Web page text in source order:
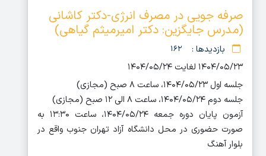
صرفه جویی در مصرف انرژی-دکتر کاشانی
(مدرس جایگزین: دکتر امیرمیثم گیاهی)
بازدیدها : ۱۶۲
۱۴۰۴/۰۵/۲۳ لغایت ۱۴۰۴/۰۵/۲۴
جلسه اول ۱۴۰۴/۰۵/۲۳، ساعت ۸ صبح (مجازی)
جلسه دوم ۱۴۰۴/۰۵/۲۴، ساعت ۸ الی ۱۲ صبح (مجازی)
آزمون پایان دوره جمعه ۱۴۰۴/۰۵/۲۴، ساعت ۱۳:۳۰ به
صورت حضوری در محل دانشگاه آزاد تهران جنوب واقع در
بلوار آهنگ